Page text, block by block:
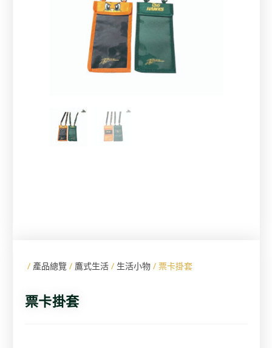
/ 產品總覽/ 鷹式生活/ 生活小物/ 票卡掛套
票卡掛套